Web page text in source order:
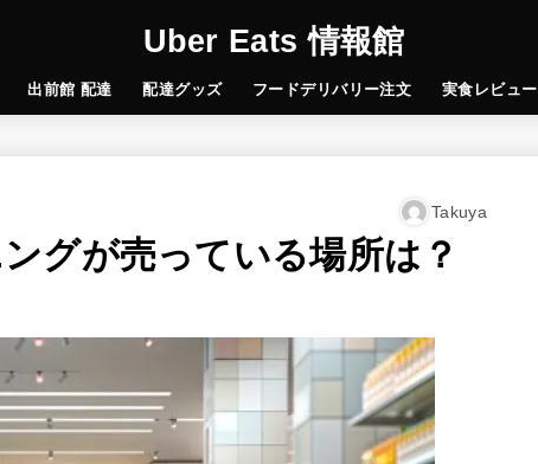
Uber Eats 情報館
出前館 配達 配達グッズ フードデリバリー注文 実食レビュー
Takuya
グが売っている場所は？